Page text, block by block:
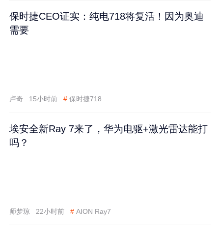
保时捷CEO证实：纯电718将复活！因为奥迪
需要
卢奇 15小时前 # 保时捷718
埃安全新Ray 7来了，华为电驱+激光雷达能打
吗？
师梦琼 22小时前 # AION Ray7